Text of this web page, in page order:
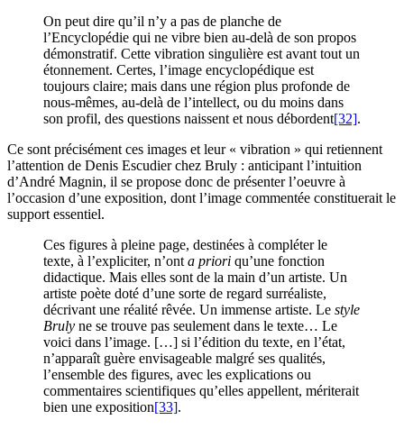
On peut dire qu’il n’y a pas de planche de
l’Encyclopédie qui ne vibre bien au-delà de son propos
démonstratif. Cette vibration singulière est avant tout un
étonnement. Certes, l’image encyclopédique est
toujours claire; mais dans une région plus profonde de
nous-mêmes, au-delà de l’intellect, ou du moins dans
son profil, des questions naissent et nous débordent[32].
Ce sont précisément ces images et leur « vibration » qui retiennent
l’attention de Denis Escudier chez Bruly : anticipant l’intuition
d’André Magnin, il se propose donc de présenter l’oeuvre à
l’occasion d’une exposition, dont l’image commentée constituerait le
support essentiel.
Ces figures à pleine page, destinées à compléter le
texte, à l’expliciter, n’ont a priori qu’une fonction
didactique. Mais elles sont de la main d’un artiste. Un
artiste poète doté d’une sorte de regard surréaliste,
décrivant une réalité rêvée. Un immense artiste. Le style
Bruly ne se trouve pas seulement dans le texte… Le
voici dans l’image. […] si l’édition du texte, en l’état,
n’apparaît guère envisageable malgré ses qualités,
l’ensemble des figures, avec les explications ou
commentaires scientifiques qu’elles appellent, mériterait
bien une exposition[33].